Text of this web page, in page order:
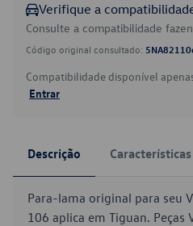
Verifique a
Consulte a compatibilidade
Código original consultado:
Compatibilidade disponível
Entrar
Descrição Características
Para-lama original para seu
106 aplica em Tiguan. Peças